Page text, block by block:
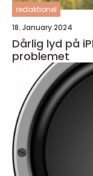
redaktionel
18. January 2024
Dårlig lyd på
problemet